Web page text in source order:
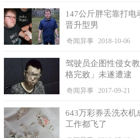
像记者实测对aibo喊指令时它不会做
习，最后成功让aibo听到sit 就坐下，
彷彿在教真正的小狗，拿玩具球在面前它
的体验。
147公斤胖宅靠打电
晋升型男
奇闻异事 2018-10-06
驾驶员企图性侵女
格完败」未遂遭逮
奇闻异事 2017-09-21
643万彩券丢洗衣机
工作都飞了